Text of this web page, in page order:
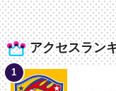
アクセスラン